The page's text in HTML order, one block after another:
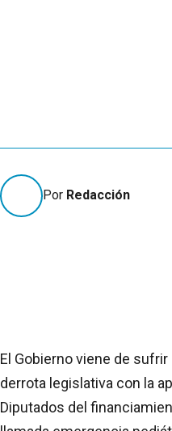
Por Redacción
El Gobierno viene de
derrota legislativa con la
Diputados del